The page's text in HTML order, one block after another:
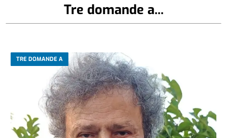
Tre domande a...
TRE DOMANDE A